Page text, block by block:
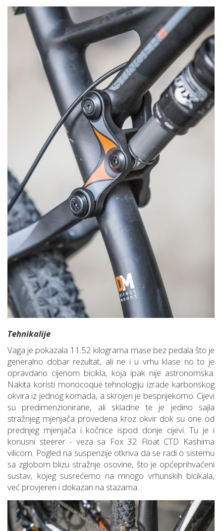
Tehnikalije
Vaga je pokazala 11.52 kilograma mase bez pedala što je
generalno dobar rezultat, ali ne i u vrhu klase no to je
opravdano cijenom bicikla, koja ipak nije astronomska.
Nakita koristi monocoque tehnologiju izrade karbonskog
okvira iz jednog komada, a skrojen je besprijekorno. Cijevi
su predimenzionirane, ali skladne te je jedino sajla
stražnjeg mjenjača provedena kroz okvir dok su one od
prednjeg mjenjača i kočnice ispod donje cijevi. Tu je i
konusni steerer - veza sa Fox 32 Float CTD Kashima
vilicom. Pogled na suspenzije otkriva da se radi o sistemu
sa zglobom blizu stražnje osovine, što je općeprihvaćeni
sustav, kojeg susrećemo na mnogo vrhunskih bicikala,
već provjeren i dokazan na stazama.